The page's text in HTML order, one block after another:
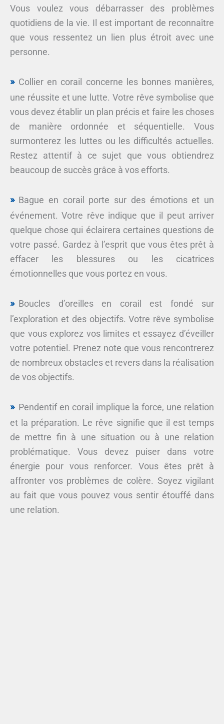
Vous voulez vous débarrasser des problèmes
quotidiens de la vie. Il est important de reconnaître
que vous ressentez un lien plus étroit avec une
personne.
Collier en corail concerne les bonnes manières,
une réussite et une lutte. Votre rêve symbolise que
vous devez établir un plan précis et faire les choses
de manière ordonnée et séquentielle. Vous
surmonterez les luttes ou les difficultés actuelles.
Restez attentif à ce sujet que vous obtiendrez
beaucoup de succès grâce à vos efforts.
Bague en corail porte sur des émotions et un
événement. Votre rêve indique que il peut arriver
quelque chose qui éclairera certaines questions de
votre passé. Gardez à l’esprit que vous êtes prêt à
effacer les blessures ou les cicatrices
émotionnelles que vous portez en vous.
Boucles d’oreilles en corail est fondé sur
l’exploration et des objectifs. Votre rêve symbolise
que vous explorez vos limites et essayez d’éveiller
votre potentiel. Prenez note que vous rencontrerez
de nombreux obstacles et revers dans la réalisation
de vos objectifs.
Pendentif en corail implique la force, une relation
et la préparation. Le rêve signifie que il est temps
de mettre fin à une situation ou à une relation
problématique. Vous devez puiser dans votre
énergie pour vous renforcer. Vous êtes prêt à
affronter vos problèmes de colère. Soyez vigilant
au fait que vous pouvez vous sentir étouffé dans
une relation.